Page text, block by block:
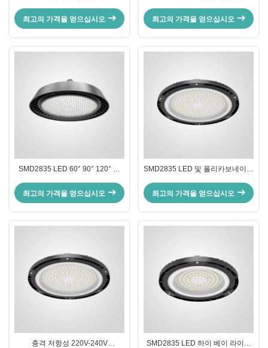
최고의 가격을 얻으십시오
최고의 가격을 얻으십시오
SMD2835 LED 60° 90° 120° 빔
최고의 가격을 얻으십시오
SMD2835 LED 및 폴리카보네이트
베이 LED 조명
최고의 가격을 얻으십시오
충격 저항성 220V-240V
SMD2835 LED 하이 베이 라이트